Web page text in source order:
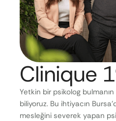
Clinique
Yetkin bir psikolog
biliyoruz. Bu ihtiyacın
mesleğini severek yapan